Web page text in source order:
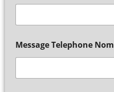
Message Telephone Nom